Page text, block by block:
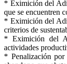
* Eximición del
que se encuentren
* Eximición del
criterios de
* Eximición del
actividades
* Penalización por